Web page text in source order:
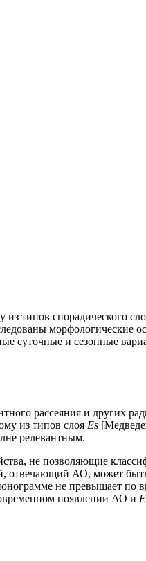
типов спорадического
морфологические
суточные и сезонные
рассеяния и других
из типов слоя Es
релевантным.
не позволяющие
отвечающий АО, может
не превышает по
появлении АО и